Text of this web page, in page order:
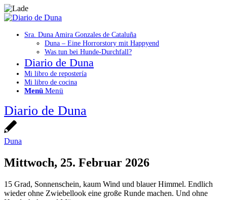
Sra. Duna Amira Gonzales de Cataluña
Duna – Eine Horrorstory mit Happyend
Was tun bei Hunde-Durchfall?
Diario de Duna
Mi libro de repostería
Mi libro de cocina
Menü Menü
Diario de Duna
Duna
Mittwoch, 25. Februar 2026
15 Grad, Sonnenschein, kaum Wind und blauer Himmel. Endlich
wieder ohne Zwiebellook eine große Runde machen. Und ohne